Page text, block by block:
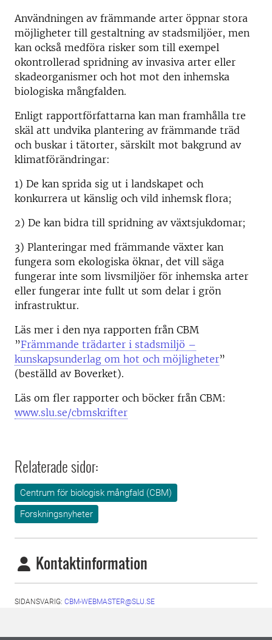
Användningen av främmande arter öppnar stora
möjligheter till gestaltning av stadsmiljöer, men
kan också medföra risker som till exempel
okontrollerad spridning av invasiva arter eller
skadeorganismer och hot mot den inhemska
biologiska mångfalden.
Enligt rapportförfattarna kan man framhålla tre
skäl att undvika plantering av främmande träd
och buskar i tätorter, särskilt mot bakgrund av
klimatförändringar:
1) De kan sprida sig ut i landskapet och
konkurrera ut känslig och vild inhemsk flora;
2) De kan bidra till spridning av växtsjukdomar;
3) Planteringar med främmande växter kan
fungera som ekologiska öknar, det vill säga
fungerar inte som livsmiljöer för inhemska arter
eller fungerar inte fullt ut som delar i grön
infrastruktur.
Läs mer i den nya rapporten från CBM
”Främmande trädarter i stadsmiljö –
kunskapsunderlag om hot och möjligheter”
(beställd av Boverket).
Läs om fler rapporter och böcker från CBM:
www.slu.se/cbmskrifter
Relaterade sidor:
Centrum för biologisk mångfald (CBM)
Forskningsnyheter
Kontaktinformation
SIDANSVARIG: CBM-WEBMASTER@SLU.SE